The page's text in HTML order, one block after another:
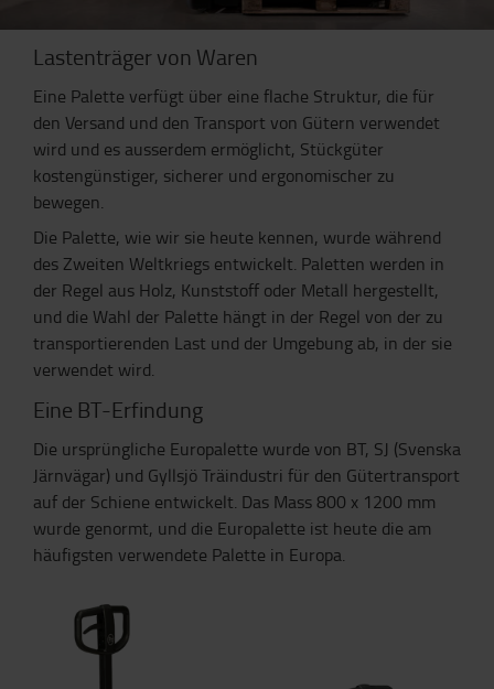
Lastenträger von Waren
Eine Palette verfügt über eine flache Struktur, die für
den Versand und den Transport von Gütern verwendet
wird und es ausserdem ermöglicht, Stückgüter
kostengünstiger, sicherer und ergonomischer zu
bewegen.
Die Palette, wie wir sie heute kennen, wurde während
des Zweiten Weltkriegs entwickelt. Paletten werden in
der Regel aus Holz, Kunststoff oder Metall hergestellt,
und die Wahl der Palette hängt in der Regel von der zu
transportierenden Last und der Umgebung ab, in der sie
verwendet wird.
Eine BT-Erfindung
Die ursprüngliche Europalette wurde von BT, SJ (Svenska
Järnvägar) und GyllsjöTräindustri für den Gütertransport
auf der Schiene entwickelt. Das Mass 800 x 1200 mm
wurde genormt, und die Europalette ist heute die am
häufigsten verwendete Palette in Europa.